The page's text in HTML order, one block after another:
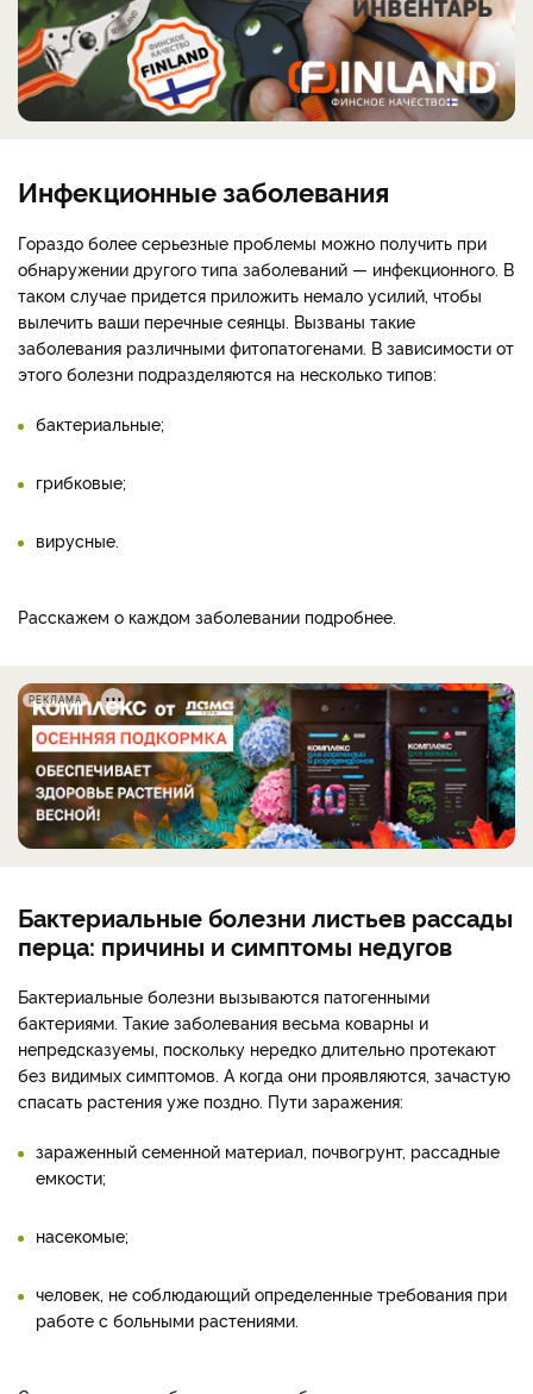
Инфекционные заболевания
Гораздо более серьезные проблемы можно получить при
обнаружении другого типа заболеваний — инфекционного. В
таком случае придется приложить немало усилий, чтобы
вылечить ваши перечные сеянцы. Вызваны такие
заболевания различными фитопатогенами. В зависимости от
этого болезни подразделяются на несколько типов:
бактериальные;
грибковые;
вирусные.
Расскажем о каждом заболевании подробнее.
РЕКЛАМА
Бактериальные болезни листьев рассады
перца: причины и симптомы недугов
Бактериальные болезни вызываются патогенными
бактериями. Такие заболевания весьма коварны и
непредсказуемы, поскольку нередко длительно протекают
без видимых симптомов. А когда они проявляются, зачастую
спасать растения уже поздно. Пути заражения:
зараженный семенной материал, почвогрунт, рассадные
емкости;
насекомые;
человек, не соблюдающий определенные требования при
работе с больными растениями.